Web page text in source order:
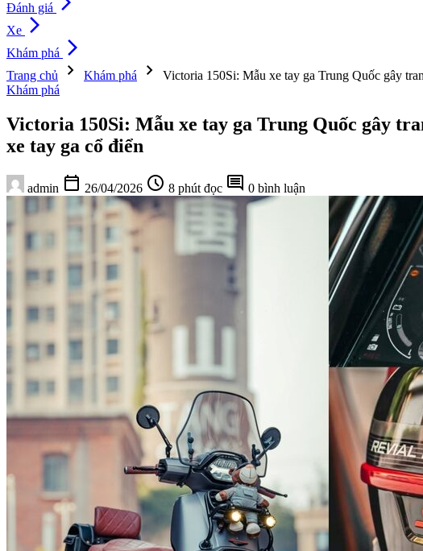
Đánh giá
Xe arrow_forward_ios
Khám phá arrow_forward_ios
Trang chủ chevron_right Khám phá chevron_right
Victoria 150Si: Mẫu xe tay ga Trung Quốc gây
Khám phá
Victoria 150Si: Mẫu xe tay ga Trung Quốc gây
xe tay ga cổ điển
admin calendar_today 26/04/2026 schedule 8 phút đọc comment 0 bình luận